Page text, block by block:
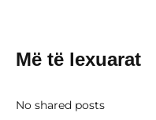
Më të lexuarat
No shared posts